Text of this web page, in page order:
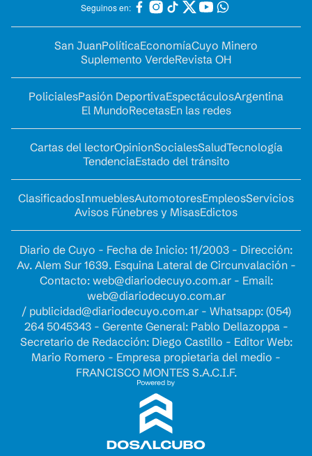
Seguinos en:
San JuanPolíticaEconomíaCuyo Minero
Suplemento VerdeRevista OH
PolicialesPasión DeportivaEspectáculosArgentina
El MundoRecetasEn las redes
Cartas del lectorOpinionSocialesSaludTecnología
TendenciaEstado del tránsito
ClasificadosInmueblesAutomotoresEmpleosServicios
Avisos Fúnebres y MisasEdictos
Diario de Cuyo - Fecha de Inicio: 11/2003 - Dirección:
Av. Alem Sur 1639. Esquina Lateral de Circunvalación -
Contacto: web@diariodecuyo.com.ar- Email:
web@diariodecuyo.com.ar
/ publicidad@diariodecuyo.com.ar- Whatsapp: (054)
264 5045343 - Gerente General: Pablo Dellazoppa -
Secretario de Redacción: Diego Castillo - Editor Web:
Mario Romero - Empresa propietaria del medio -
FRANCISCO MONTES S.A.C.I.F.